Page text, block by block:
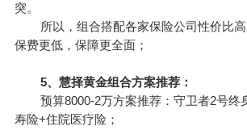
突。
所以，组合搭配各家保险公司性价比高
保费更低，保障更全面；
5、慧择黄金组合方案推荐：
预算8000-2万方案推荐： 守卫者2号终
寿险+住院医疗险；